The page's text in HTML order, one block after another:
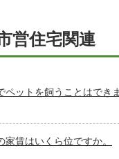
営住宅関連
ペットを飼うことはでき
家賃はいくら位ですか。